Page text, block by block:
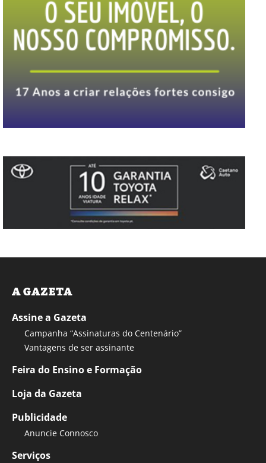
A GAZETA
Assine a Gazeta
Campanha “Assinaturas do Centenário”
Vantagens de ser assinante
Feira do Ensino e Formação
Loja da Gazeta
Publicidade
Anuncie Connosco
Serviços